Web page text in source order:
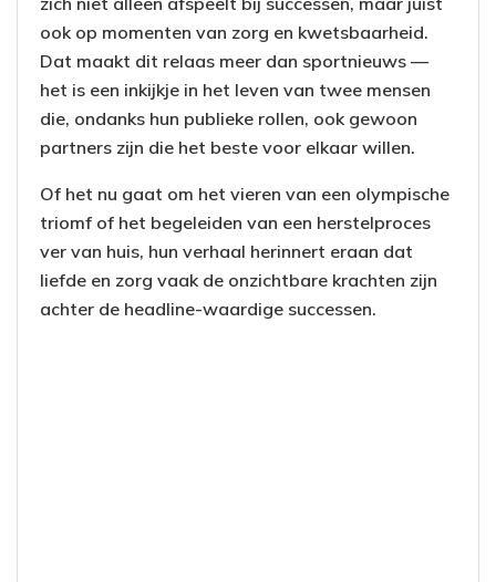
ook op momenten van zorg en kwetsbaarheid.
Dat maakt dit relaas meer dan sportnieuws —
het is een inkijkje in het leven van twee mensen
die, ondanks hun publieke rollen, ook gewoon
partners zijn die het beste voor elkaar willen.
Of het nu gaat om het vieren van een olympische
triomf of het begeleiden van een herstelproces
ver van huis, hun verhaal herinnert eraan dat
liefde en zorg vaak de onzichtbare krachten zijn
achter de headline-waardige successen.